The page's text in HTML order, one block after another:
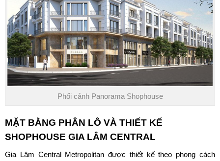
Phối cảnh Panorama Shophouse
MẶT BẰNG PHÂN LÔ VÀ THIẾT KẾ
SHOPHOUSE GIA LÂM CENTRAL
Gia Lâm Central Metropolitan được thiết kế theo phong cách